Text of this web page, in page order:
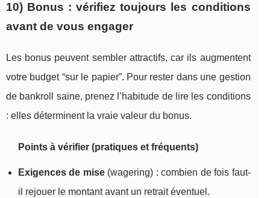
10) Bonus : vérifiez toujours les conditions
avant de vous engager
Les bonus peuvent sembler attractifs, car ils augmentent
votre budget “sur le papier”. Pour rester dans une gestion
de bankroll saine, prenez l’habitude de lire les conditions
: elles déterminent la vraie valeur du bonus.
Points à vérifier (pratiques et fréquents)
Exigences de mise(wagering) : combien de fois faut-
il rejouer le montant avant un retrait éventuel.